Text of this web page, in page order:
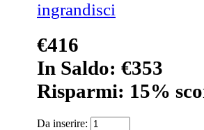
ingrandisci
€416
In Saldo: €353
Risparmi: 15%
Da inserire: